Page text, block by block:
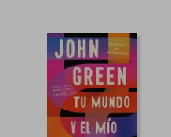
10%
dcto.
$ 31.499
$ 28.349